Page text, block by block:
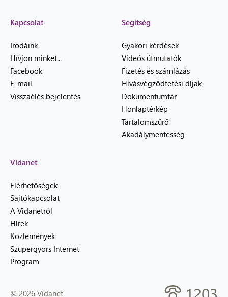
Kapcsolat
Irodáink
Hívjon minket...
Facebook
E-mail
Visszaélés bejelentés
Segítség
Gyakori kérdések
Videós útmutatók
Fizetés és számlázás
Hívásvégződtetési díjak
Dokumentumtár
Honlaptérkép
Tartalomszűrő
Akadálymentesség
Vidanet
Elérhetőségek
Sajtókapcsolat
A Vidanetről
Hírek
Közlemények
Szupergyors Internet
Program
© 2026 Vidanet